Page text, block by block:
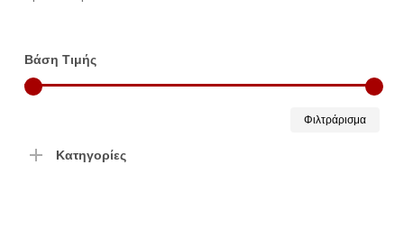
Βάση Τιμής
Φιλτράρισμα
Κατηγορίες